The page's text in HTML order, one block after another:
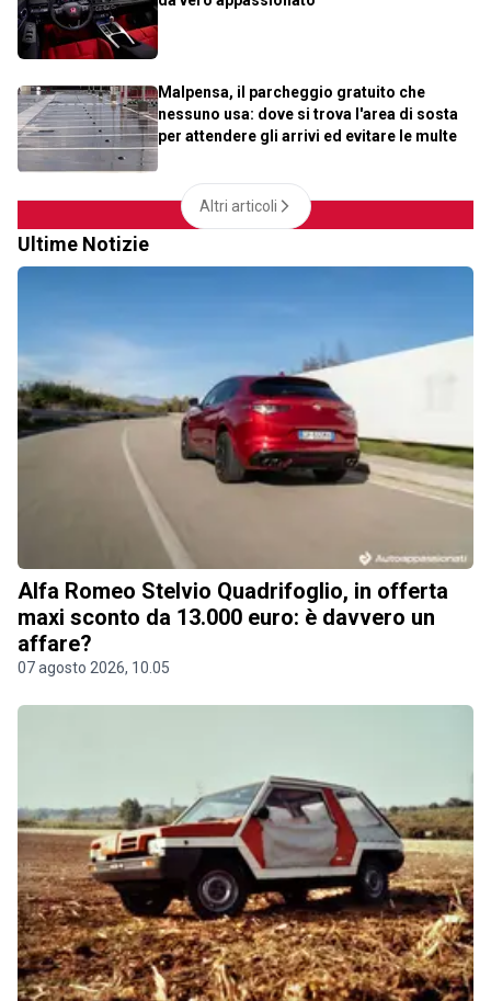
Malpensa, il parcheggio gratuito che
nessuno usa: dove si trova l'area di sosta
per attendere gli arrivi ed evitare le multe
Altri articoli
Ultime Notizie
Alfa Romeo Stelvio Quadrifoglio, in offerta
maxi sconto da 13.000 euro: è davvero un
affare?
07 agosto 2026, 10.05